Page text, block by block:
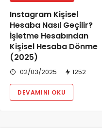
Instagram Kişisel
Hesaba Nasıl Geçilir?
İşletme Hesabından
Kişisel Hesaba Dönme
(2025)
02/03/2025 1252
DEVAMINI OKU